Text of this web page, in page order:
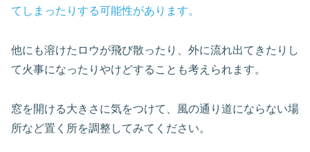
てしまったりする可能性があります。
他にも溶けたロウが飛び散ったり、外に流れ出てきたりし
て火事になったりやけどすることも考えられます。
窓を開ける大きさに気をつけて、風の通り道にならない場
所など置く所を調整してみてください。